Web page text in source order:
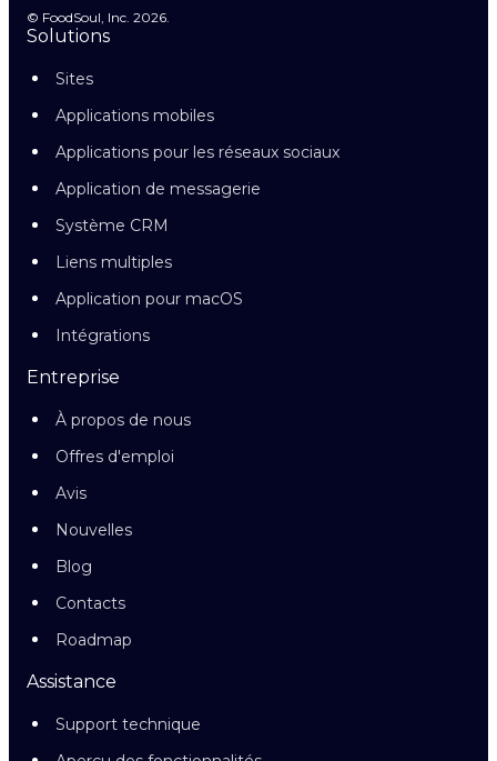
© FoodSoul, Inc. 2026.
Solutions
Sites
Applications mobiles
Applications pour les réseaux sociaux
Application de messagerie
Système CRM
Liens multiples
Application pour macOS
Intégrations
Entreprise
À propos de nous
Offres d'emploi
Avis
Nouvelles
Blog
Contacts
Roadmap
Assistance
Support technique